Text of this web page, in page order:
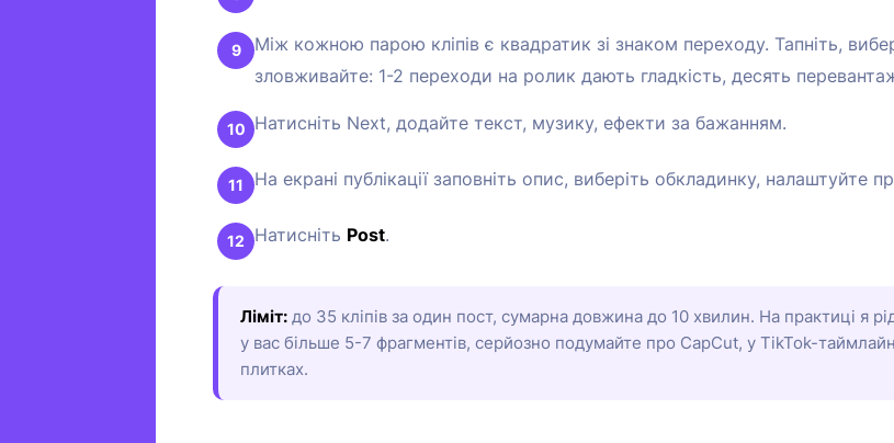
Між кожною парою кліпів є квадратик зі знаком переходу. Тапніть,
зловживайте: 1-2 переходи на ролик дають гладкість, десять
Натисніть Next, додайте текст, музику, ефекти за бажанням.
На екрані публікації заповніть опис, виберіть обкладинку, налаштуйте
Натисніть Post.
Ліміт: до 35 кліпів за один пост, сумарна довжина до 10 хвилин. На практиці я
у вас більше 5-7 фрагментів, серйозно подумайте про CapCut, у TikTok-
плитках.